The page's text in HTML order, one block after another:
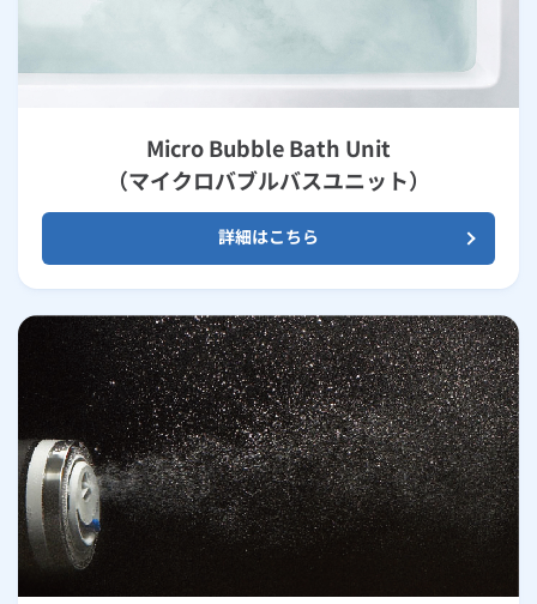
Micro Bubble Bath Unit
（マイクロバブルバスユニット）
詳細はこちら